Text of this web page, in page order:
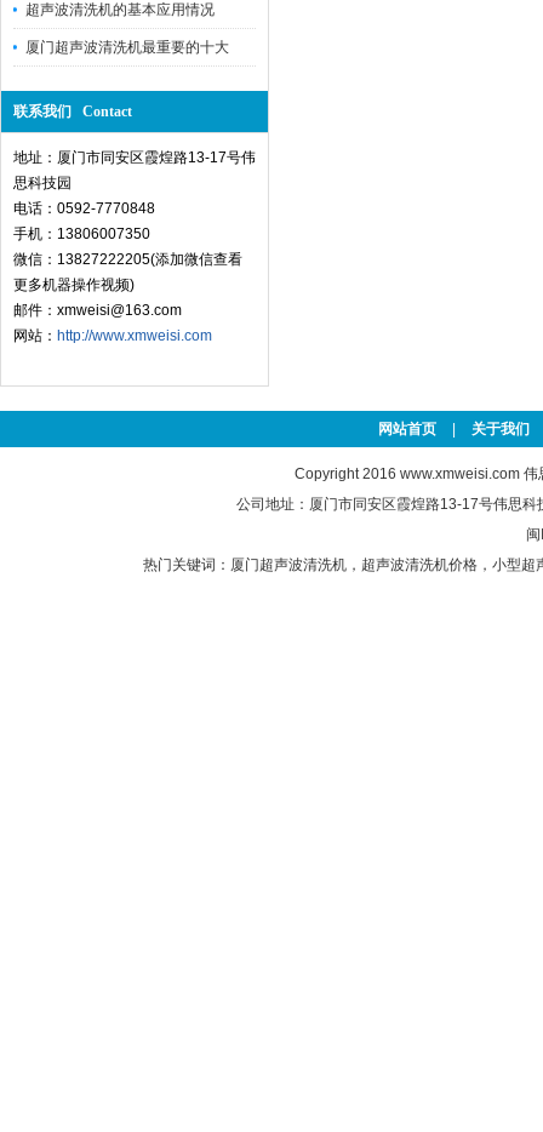
超声波清洗机的基本应用情况
厦门超声波清洗机最重要的十大
联系我们 Contact
地址：厦门市同安区霞煌路13-17号伟
思科技园
电话：0592-7770848
手机：13806007350
微信：13827222205(添加微信查看
更多机器操作视频)
邮件：xmweisi@163.com
网站： http://www.xmweisi.com
网站首页 关于我们
Copyright 2016 www.xmweisi.com伟
公司地址：厦门市同安区霞煌路13-17号伟思
热门关键词： 厦门超声波清洗机 ， 超声波清洗机价格 ， 小型超